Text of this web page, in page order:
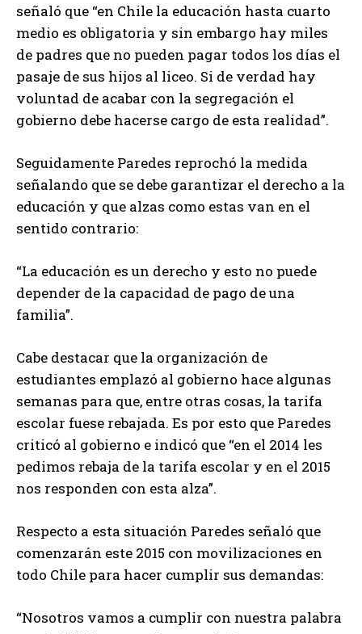
señaló que “en Chile la educación hasta cuarto
medio es obligatoria y sin embargo hay miles
de padres que no pueden pagar todos los días el
pasaje de sus hijos al liceo. Si de verdad hay
voluntad de acabar con la segregación el
gobierno debe hacerse cargo de esta realidad”.
Seguidamente Paredes reprochó la medida
señalando que se debe garantizar el derecho a la
educación y que alzas como estas van en el
sentido contrario:
“La educación es un derecho y esto no puede
depender de la capacidad de pago de una
familia”.
Cabe destacar que la organización de
estudiantes emplazó al gobierno hace algunas
semanas para que, entre otras cosas, la tarifa
escolar fuese rebajada. Es por esto que Paredes
criticó al gobierno e indicó que “en el 2014 les
pedimos rebaja de la tarifa escolar y en el 2015
nos responden con esta alza”.
Respecto a esta situación Paredes señaló que
comenzarán este 2015 con movilizaciones en
todo Chile para hacer cumplir sus demandas:
“Nosotros vamos a cumplir con nuestra palabra